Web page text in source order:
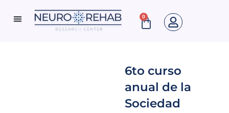
0
Cart
6to curso
anual de la
Sociedad